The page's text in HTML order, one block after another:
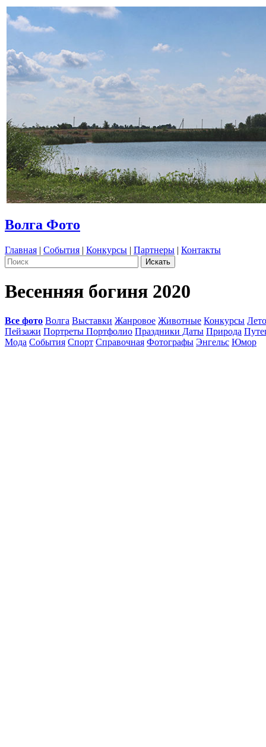
Волга Фото
Главная | События | Конкурсы | Партнеры | Контакты
Весенняя богиня 2020
Все фото Волга Выставки Жанровое Животные Конкурсы
Пейзажи Портреты Портфолио Праздники Даты Природа
Мода События Спорт Справочная Фотографы Энгельс Юмор